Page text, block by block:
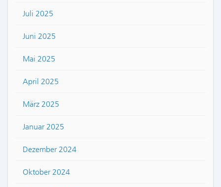
Juli 2025
Juni 2025
Mai 2025
April 2025
März 2025
Januar 2025
Dezember 2024
Oktober 2024